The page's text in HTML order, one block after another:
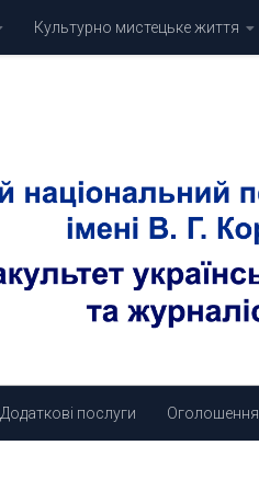
Культурно мистецьке життя
Додаткові послуги Оголошення